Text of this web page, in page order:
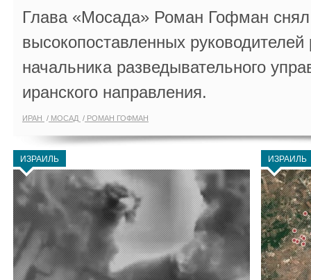
Глава «Мосада» Роман Гофман снял
высокопоставленных
начальника разведывательного
иранского направления.
ИРАН МОСАД РОМАН ГОФМАН
ИЗРАИЛЬ ИЗРАИЛЬ